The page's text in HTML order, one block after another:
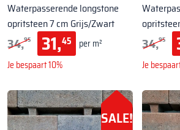
Waterpasserende longstone
opritsteen 7 cm Grijs/Zwart
34,95 31,45
per m²
Je bespaart 10%
34,95
Je
SALE!